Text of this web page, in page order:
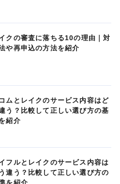
クの審査に落ちる10の理由｜対
や再申込の方法を紹介
ムとレイクのサービス内容はど
う？比較して正しい選び方の基
紹介
フルとレイクのサービス内容は
違う？比較して正しい選び方の